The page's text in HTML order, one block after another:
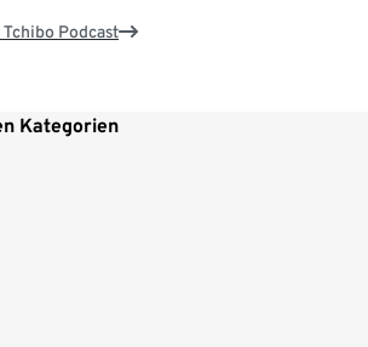
Tchibo Podcast
Kategorien